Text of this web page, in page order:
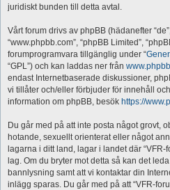
juridiskt bunden till detta avtal.
Vårt forum drivs av phpBB (hädanefter
“www.phpbb.com”, “phpBB Limited”,
forumprogramvara tillgänglig under “
“GPL”) och kan laddas ner från
endast Internetbaserade diskussioner,
vi tillåter och/eller förbjuder för innehåll
information om phpBB, besök https://
Du går med på att inte posta något grovt,
hotande, sexuellt orienterat eller något
lagarna i ditt land, lagar i landet där “VFR-
lag. Om du bryter mot detta så kan det
bannlysning samt att vi kontaktar din
inlägg sparas. Du går med på att “VFR-